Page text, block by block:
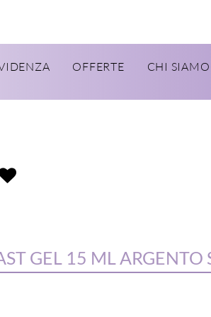
OFFERTE CHI SIAMO
GEL 15 ML ARGENTO